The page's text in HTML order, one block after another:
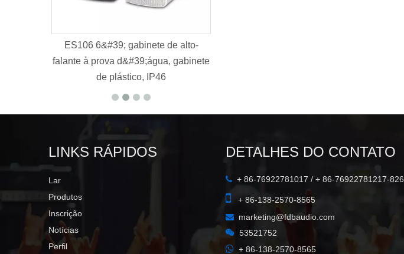
gabinete de alto-
d&#39;água, gabinete
K112B
LINKS RÁPIDOS
Lar
Produtos
Inscrição
Notícias
Perfil
DETALHES DO CONTATO
 + 86-76922781017 / + 86-76922781217-826
 + 86-138-2570-8565
 marketing@fdbaudio.com
 53521752
 + 86-138-2570-8565